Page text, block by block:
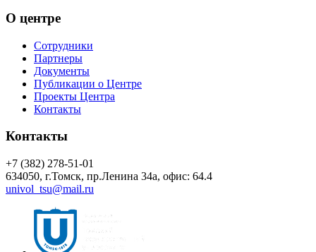
О центре
Сотрудники
Партнеры
Документы
Публикации о Центре
Проекты Центра
Контакты
Контакты
+7 (382) 278-51-01
634050, г.Томск, пр.Ленина 34а, офис: 64.4
univol_tsu@mail.ru